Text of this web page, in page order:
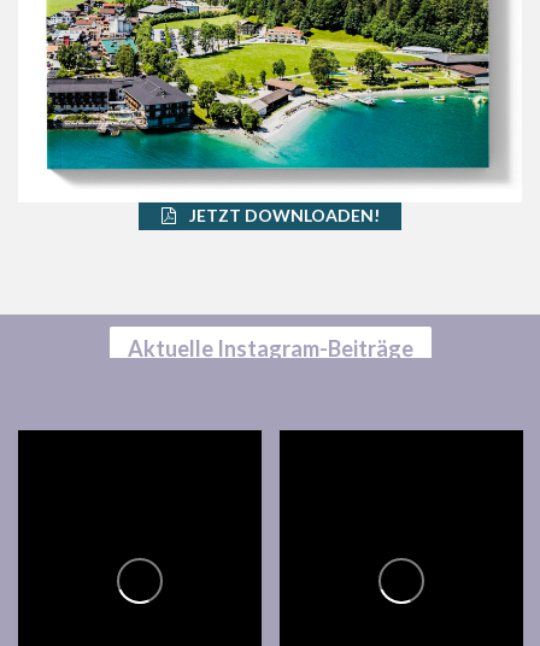
JETZT DOWNLOADEN!
Aktuelle Instagram-Beiträge